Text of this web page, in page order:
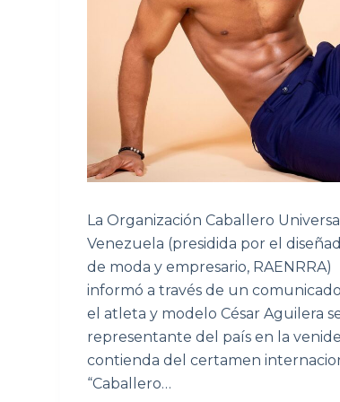
La Organización Caballero Universal
Venezuela (presidida por el
de moda y empresario, RAENRRA)
informó a través de un
el atleta y modelo César Aguilera
representante del país en la
contienda del certamen
“Caballero…